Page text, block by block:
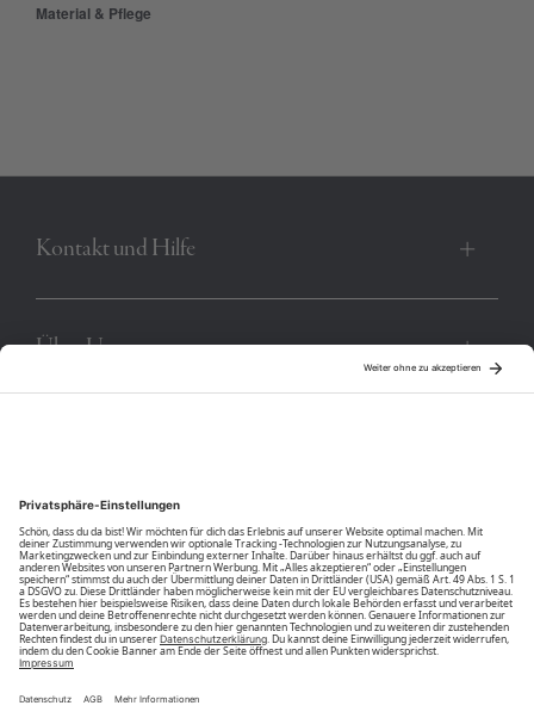
Details. Als dezente Blickfänge fungieren die gestickten Logos in
Produktnummer: 00003204-BC-11-0601
Material & Pflege
Kontakt und Hilfe
Über Uns
Unsere Vorteile
Unsere Partner